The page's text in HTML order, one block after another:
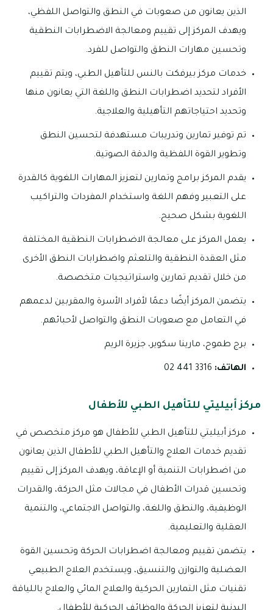
الذين يعانون من صعوبات في النطق والتواصل اللفظي،
ويهدف المركز إلى تقييم ومعالجة الاضطرابات النطقية
وتحسين مهارات النطق والتواصل للفرد.
خدمات مركز بيرفكت بالنس للتأهيل الطبي، ويتم تقييم
الأفراد لتحديد اضطرابات النطق واللغة التي يعانون منها
وتحديد احتياجاتهم التأهيلية والعلاجية.
تم توفير تمارين وتدريبات مستهدفة لتحسين النطق
وتطوير القوة اللفظية والدقة الصوتية.
يقدم المركز برامج وتمارين لتعزيز المهارات اللغوية كالقدرة
على التعبير وفهم اللغة واستخدام المفردات والتراكيب
اللغوية بشكل صحيح.
يعمل المركز على معالجة الاضطرابات النطقية المختلفة
مثل العقدة النطقية والتلعثم واضطرابات النطق الأخرى
من خلال تقديم تمارين واستراتيجيات متخصصة.
يتضمن المركز أيضًا دعمًا لأفراد الأسرة والمقربين لدعمهم
في التعامل مع صعوبات النطق والتواصل لأحبائهم.
برج طموح، مارينا سكوير، جزيرة الريم
الهاتف: 3316 441 02
مركز أبيليتي للتأهيل الطبي للأطفال
مركز أبيليتي للتأهيل الطبي للأطفال هو مركز متخصص في
تقديم خدمات العلاج والتأهيل الطبي للأطفال الذين يعانون
من اضطرابات التنمية أو الإعاقة، ويهدف المركز إلى تقييم
وتحسين قدرات الأطفال في مجالات مثل الحركة، والقدرات
الوظيفية، والنطق واللغة، والتواصل الاجتماعي، والتنمية
العقلية والتعليمية.
يتضمن تقييم ومعالجة اضطرابات الحركة وتحسين القوة
العضلية والتوازن والتنسيق، ويستخدم العلاج الطبيعي
تقنيات مثل التمارين الحركية والعلاج المائي والعلاج باللياقة